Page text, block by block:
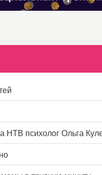
НТВ психолог Ольга